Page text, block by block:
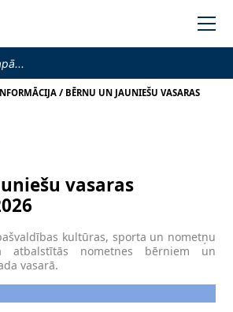
/ BĒRNU UN JAUNIEŠU VASARAS
vasaras
kultūras, sporta un nometņu
atbalstītās nometnes bērniem un
vasarā.